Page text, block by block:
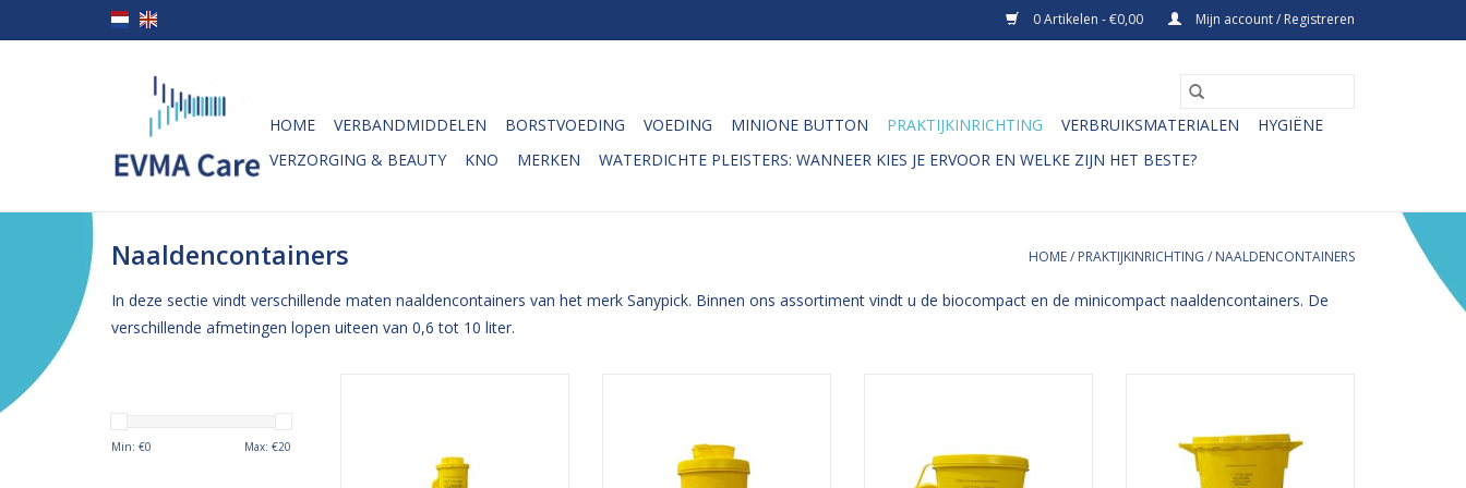
0 Artikelen - €0,00 Mijn account / Registreren
HOME VERBANDMIDDELEN BORSTVOEDING VOEDING MINIONE BUTTON PRAKTIJKINRICHTING VERBRUIKSMATERIALEN
HYGIËNE
VERZORGING & BEAUTY
KNO MERKEN WATERDICHTE PLEISTERS: WANNEER KIES JE ERVOOR EN WELKE ZIJN HET BESTE?
Naaldencontainers HOME/ PRAKTIJKINRICHTING / NAALDENCONTAINERS
In deze sectie vindt verschillende maten naaldencontainers van het merk Sanypick. Binnen ons assortiment vindt u de biocompact en de minicompact naaldencontainers. De
verschillende afmetingen lopen uiteen van 0,6 tot 10 liter.
Min: €0 Max: €20
en andere scherpe objecten.
zoals naalden, spuiten, scalpels
en andere scherpe objecten.
zoals naalden, spuiten, scalpels
en andere scherpe objecten.
zoals naalden, spuiten, scalpels
en andere scherpe objecten.